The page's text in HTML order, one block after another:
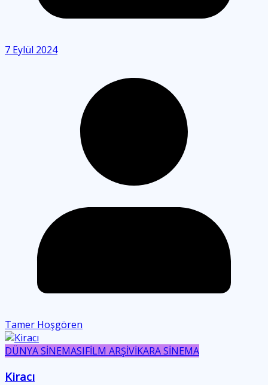
7 Eylül 2024
Tamer Hoşgören
DÜNYA SİNEMASIFİLM ARŞİVİKARA SİNEMA
Kiracı